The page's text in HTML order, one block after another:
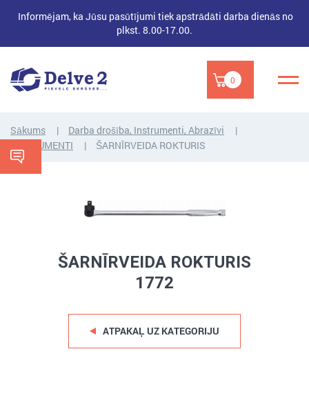
Informējam, ka Jūsu pasūtījumi tiek apstrādāti darba dienās no
plkst. 8.00-17.00.
0
Sākums
Darba drošība, Instrumenti, Abrazīvi
INSTRUMENTI
ŠARNĪRVEIDA ROKTURIS
ŠARNĪRVEIDA ROKTURIS
1772
ATPAKAĻ UZ KATEGORIJU